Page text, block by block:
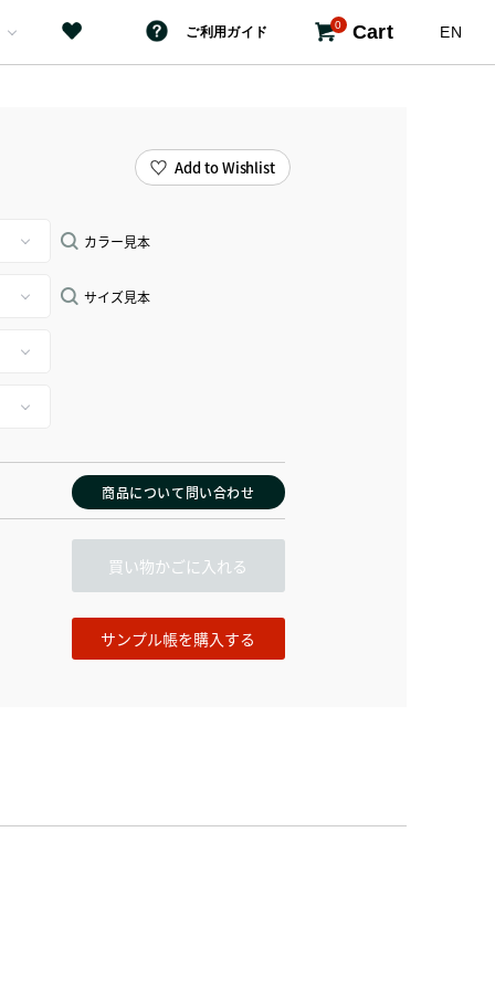
ご利用ガイド 0 Cart EN
カラー見本
サイズ見本
商品について問い合わせ
買い物かごに入れる
Add to Wishlist